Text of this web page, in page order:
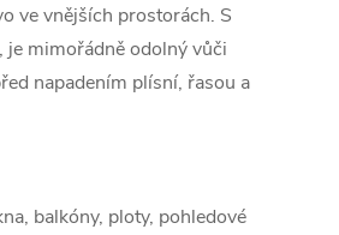
ve vnějších prostorách. S
je mimořádně odolný vůči
napadením plísní, řasou a
balkóny, ploty, pohledové